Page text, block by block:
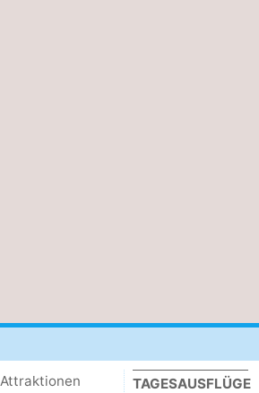
Attraktionen
TAGESAUSFLÜGE